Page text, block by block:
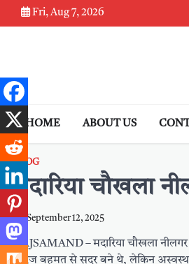
Skip
to
Fri, Aug 7, 2026
HOME ABOUT US
BLOG
मदारिया चौखला
September 12, 2025
RAJSAMAND – मदारिया चौखला
रंगरेज बहुमत से सदर बने थे, लेकिन